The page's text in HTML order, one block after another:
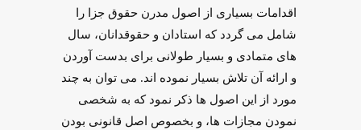
اقدامات بسیاری از اصول مدرن حقوق جزا را
شامل می گردد که استادان و حقوقدانان، سال
های متمادی و بسیار طولانی برای بدست آوردن
و ارائه آن تلاش بسیار نموده اند. می توان به چند
مورد از این اصول ها ذکر نمود که به شخصی
نمودن مجازات ‌ها، و بخصوص اصل قانونی بودن